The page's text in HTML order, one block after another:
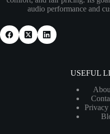
audio performance and
USEFUL